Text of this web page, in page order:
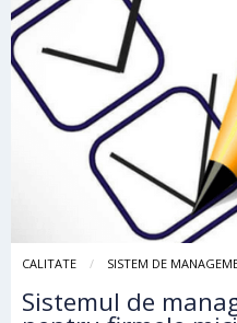
CALITATE SISTEM DE
Sistemul de